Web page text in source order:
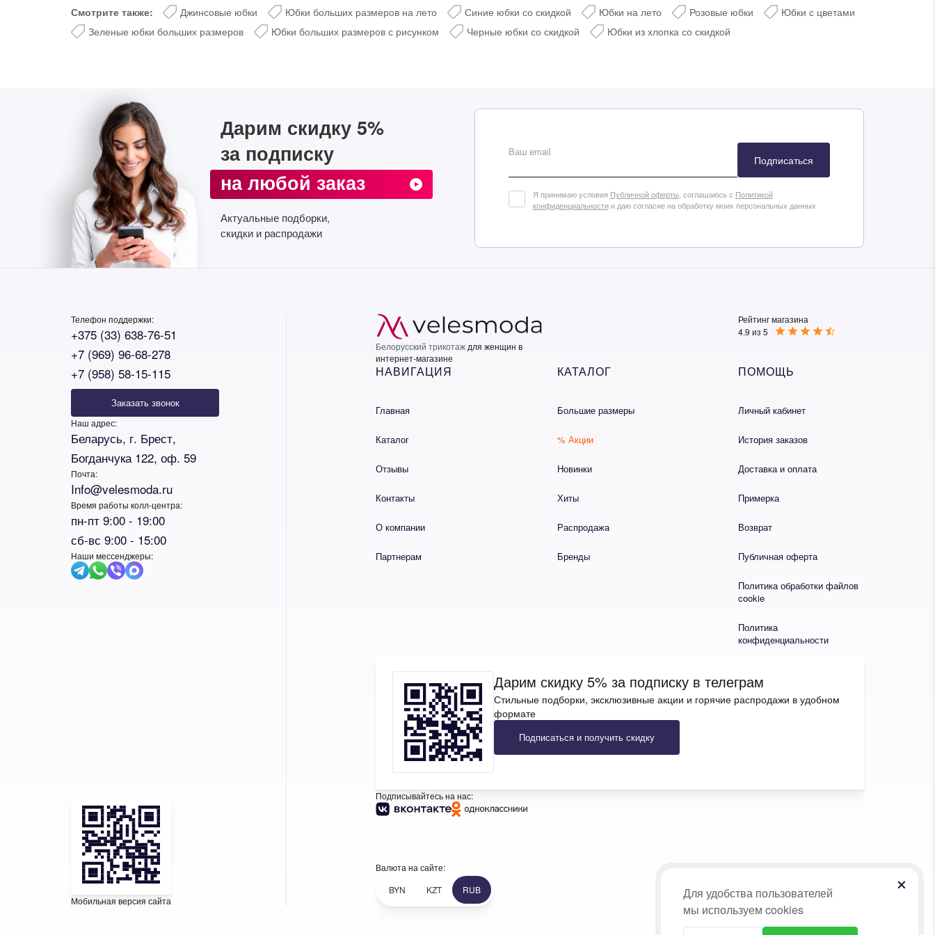
Добавить в корзину
Смотрите также: Джинсовые юбки Юбки больших размеров на лето Синие юбки со скидкой Юбки на лето Розовые юбки
Юбки с цветами
Зеленые юбки больших размеров
Юбки больших размеров с рисунком Черные юбки со скидкой Юбки из хлопка со скидкой
Дарим скидку 5%
за подписку
на любой заказ
Актуальные подборки,
скидки и распродажи
Ваш email
Подписаться
Я принимаю условия Публичной оферты , соглашаюсь с Политикой
конфиденциальностии даю согласие на обработку моих персональных данных
Телефон поддержки:
+375 (33) 638-76-51
+7 (969) 96-68-278
+7 (958) 58-15-115
Заказать звонок
Наш адрес:
Беларусь, г. Брест,
Богданчука 122, оф. 59
Почта:
Info@velesmoda.ru
Время работы колл-центра:
пн-пт 9:00 - 19:00
сб-вс 9:00 - 15:00
Наши мессенджеры:
Мобильная версия сайта
Белорусский трикотаж для женщин в
интернет-магазине
Рейтинг магазина
4.9 из 5
НАВИГАЦИЯ
Главная
Каталог
Отзывы
Контакты
О компании
Партнерам
КАТАЛОГ
Большие размеры
% Акции
Новинки
Хиты
Распродажа
Бренды
ПОМОЩЬ
Личный кабинет
История заказов
Доставка и оплата
Примерка
Возврат
Публичная оферта
Политика обработки файлов
cookie
Политика
конфиденциальности
Дарим скидку 5% за подписку в телеграм
Стильные подборки, эксклюзивные акции и горячие распродажи в удобном
формате
Подписаться и получить скидку
Подписывайтесь на нас:
Валюта на сайте:
BYN
KZT RUB
Для удобства пользователей
мы используем cookies
Подписаться